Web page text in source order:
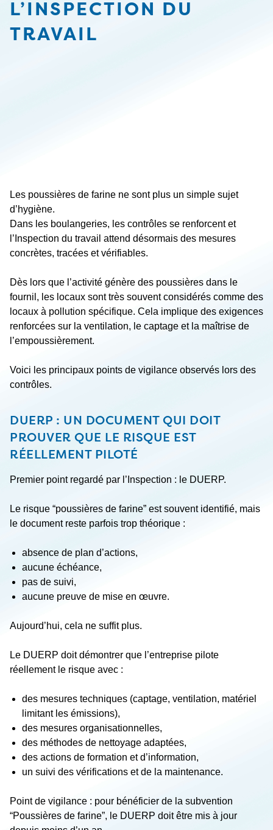
L’INSPECTION DU
TRAVAIL
Les poussières de farine ne sont plus un simple sujet
d’hygiène.
Dans les boulangeries, les contrôles se renforcent et
l’Inspection du travail attend désormais des mesures
concrètes, tracées et vérifiables.
Dès lors que l’activité génère des poussières dans le
fournil, les locaux sont très souvent considérés comme des
locaux à pollution spécifique. Cela implique des exigences
renforcées sur la ventilation, le captage et la maîtrise de
l’empoussièrement.
Voici les principaux points de vigilance observés lors des
contrôles.
DUERP : UN DOCUMENT QUI DOIT
PROUVER QUE LE RISQUE EST
RÉELLEMENT PILOTÉ
Premier point regardé par l’Inspection : le DUERP.
Le risque “poussières de farine” est souvent identifié, mais
le document reste parfois trop théorique :
absence de plan d’actions,
aucune échéance,
pas de suivi,
aucune preuve de mise en œuvre.
Aujourd’hui, cela ne suffit plus.
Le DUERP doit démontrer que l’entreprise pilote
réellement le risque avec :
des mesures techniques (captage, ventilation, matériel
limitant les émissions),
des mesures organisationnelles,
des méthodes de nettoyage adaptées,
des actions de formation et d’information,
un suivi des vérifications et de la maintenance.
Point de vigilance : pour bénéficier de la subvention
“Poussières de farine”, le DUERP doit être mis à jour